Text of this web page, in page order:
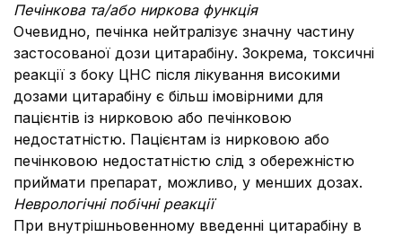
Печінкова та/або ниркова функція
Очевидно, печінка нейтралізує значну частину
застосованої дози цитарабіну. Зокрема, токсичні
реакції з боку ЦНС після лікування високими
дозами цитарабіну є більш імовірними для
пацієнтів із нирковою або печінковою
недостатністю. Пацієнтам із нирковою або
печінковою недостатністю слід з обережністю
приймати препарат, можливо, у менших дозах.
Неврологічні побічні реакції
При внутрішньовенному введенні цитарабіну в